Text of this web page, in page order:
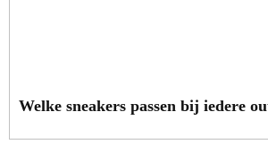
Welke sneakers passen bij iedere